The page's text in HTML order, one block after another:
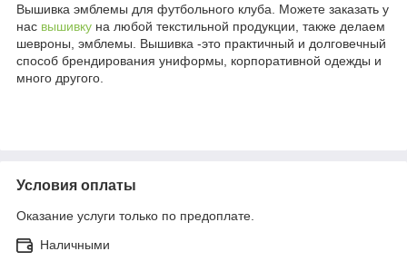
Вышивка эмблемы для футбольного клуба. Можете заказать у
нас вышивку на любой текстильной продукции, также делаем
шевроны, эмблемы. Вышивка -это практичный и долговечный
способ брендирования униформы, корпоративной одежды и
много другого.
Условия оплаты
Оказание услуги только по предоплате.
Наличными